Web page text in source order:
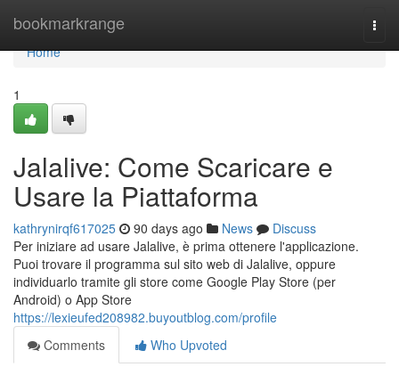
bookmarkrange
Home
Home
1
Jalalive: Come Scaricare e
Usare la Piattaforma
kathrynirqf617025 90 days ago News
Discuss
Per iniziare ad usare Jalalive, è prima ottenere l'applicazione.
Puoi trovare il programma sul sito web di Jalalive, oppure
individuarlo tramite gli store come Google Play Store (per
Android) o App Store
https://lexieufed208982.buyoutblog.com/profile
Comments
Who Upvoted